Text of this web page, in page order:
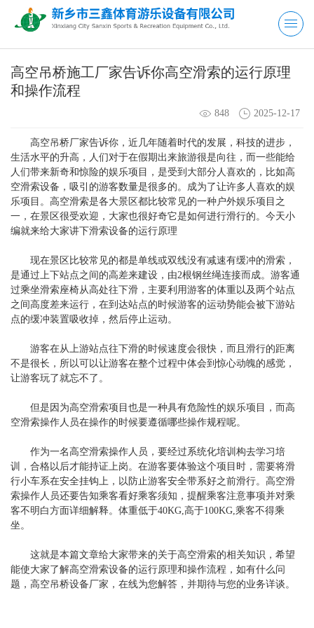
高空吊桥施工厂家告诉你高空滑索的运行原理
和操作流程
848 2025-12-17
高空吊桥厂家告诉你，近几年随着时代的发展，科技的进步，
生活水平的升高，人们对于在假期出来旅游很是向往，而一些能给
人们带来新奇和惊险的娱乐项目，是受到大部分人喜欢的，比如高
空滑索设备，吸引的游客数量是很多的。成为了让许多人喜欢的娱
乐项目。高空滑索是各大景区都比较常见的一种户外娱乐项目之
一，在景区很受欢迎，大家也很好奇它是如何进行滑行的。今天小
编就来给大家讲下滑索设备的运行原理
现在景区比较常见的都是单线或双线没有减速有缓冲的滑索，
是通过上下站点之间的高差来建设，由2根钢丝绳连接而成。游客通
过乘坐滑索座椅从高处往下滑，主要利用游客的体重以及两个站点
之间高度差来运行，在到达站点的时候游客的运动势能会被下游站
点的缓冲装置吸收掉，然后停止运动。
游客在从上游站点往下滑的时候速度会很快，而且滑行的距离
不是很长，所以可以让游客在整个过程中体会到惊心动魄的感觉，
让游客玩了就忘不了。
但是因为高空滑索项目也是一种具有危险性的娱乐项目，而高
空滑索操作人员在操作的时候要遵循哪些操作规程呢。
作为一名高空滑索操作人员，要经过系统化培训构去学习培
训，合格以后才能持证上岗。在游客要体验这个项目时，需要将滑
行小车系在安全挂钩上，以防止游客安全带系好之前滑行。高空滑
索操作人员还要告知乘客看好乘客须知，提醒乘客注意事项并对乘
客不明白方面详细解释。体重低于40KG,高于100KG,乘客不得乘
坐。
这就是本篇文章给大家带来的关于高空滑索的相关知识，希望
能使大家了解高空滑索设备的运行原理和操作流程，如有什么问
题，高空吊桥设备厂家，在线为您解答，并期待与您的业务详谈。